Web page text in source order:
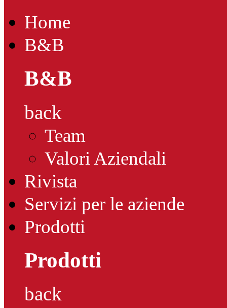
Home
B&B
B&B
back
Team
Valori Aziendali
Rivista
Servizi per le aziende
Prodotti
Prodotti
back